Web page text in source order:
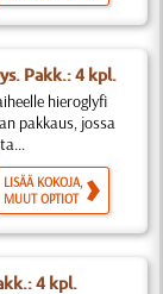
Pakk.: 4 kpl.
hieroglyfi
pakkaus, jossa
LISÄÄ KOKOJA,
MUUT OPTIOT
4 kpl.